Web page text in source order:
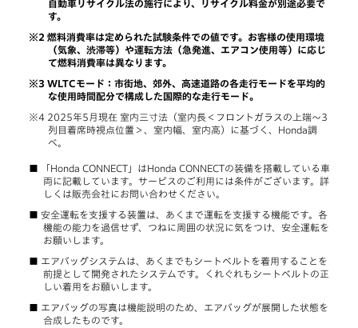
自動車リサイクル法の施行により、リサイクル料金が別途必要で
す。
燃料消費率は定められた試験条件での値です。お客様の使用環境
（気象、渋滞等）や運転方法（急発進、エアコン使用等）に応じ
て燃料消費率は異なります。
WLTCモード：市街地、郊外、高速道路の各走行モードを平均的
な使用時間配分で構成した国際的な走行モード。
2025年5月現在 室内三寸法（室内長＜フロントガラスの上端～3
列目着席時視点位置＞、室内幅、室内高）に基づく、Honda調
べ。
「Honda CONNECT」はHonda CONNECTの装備を搭載している車
両に記載しています。サービスのご利用には条件がございます。詳
しくは販売会社にお問い合わせください。
安全運転を支援する装置は、あくまで運転を支援する機能です。各
機能の能力を過信せず、つねに周囲の状況に気をつけ、安全運転を
お願いします。
エアバッグシステムは、あくまでもシートベルトを着用することを
前提として開発されたシステムです。くれぐれもシートベルトの正
しい着用をお願いします。
エアバッグの写真は機能説明のため、エアバッグが展開した状態を
合成したものです。